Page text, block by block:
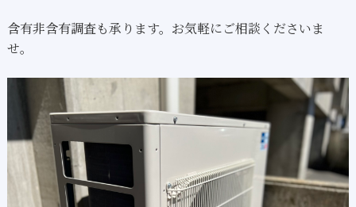
含有非含有調査も承ります。お気軽にご相談くださいま
せ。